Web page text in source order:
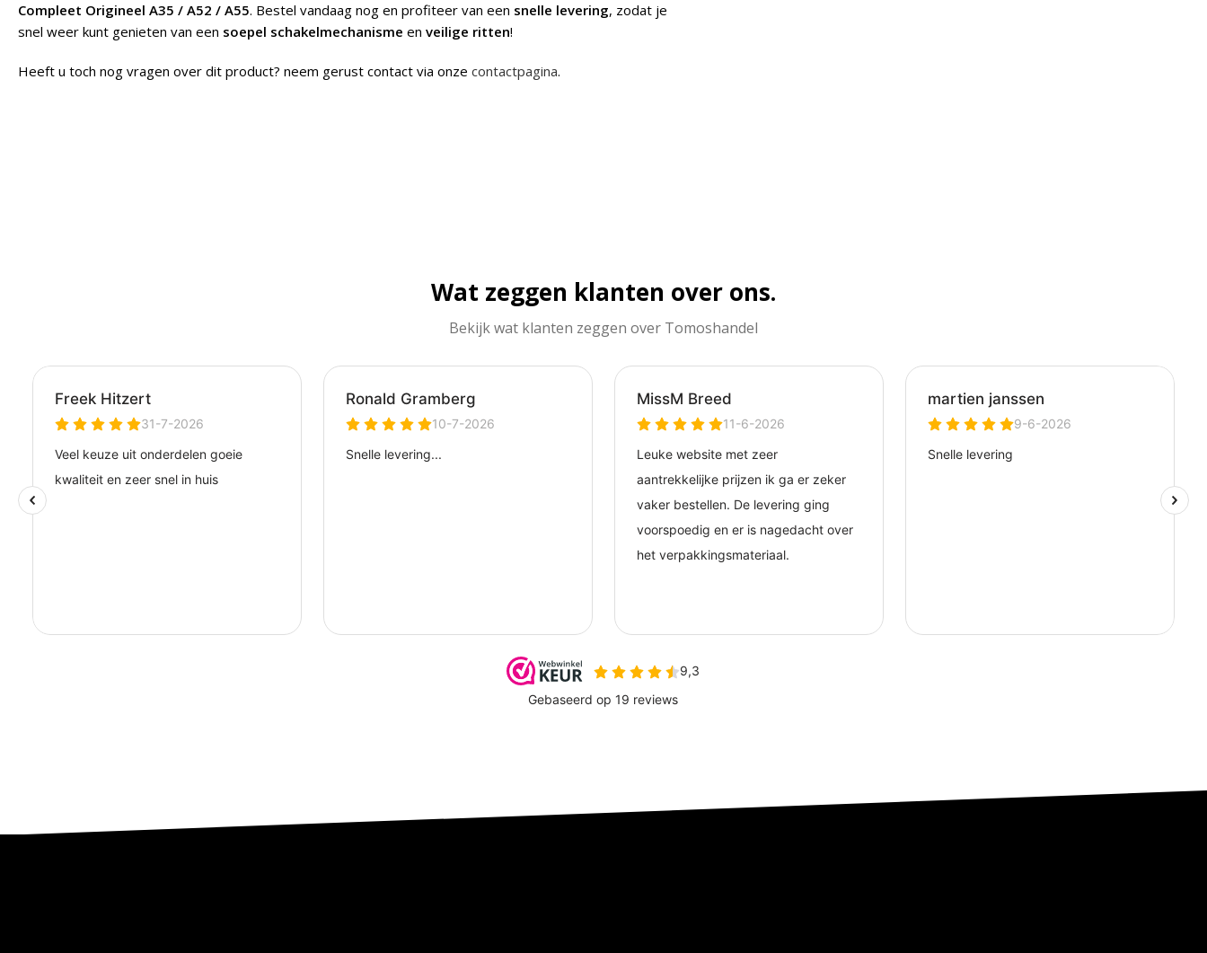
Compleet Origineel A35 / A52 / A55. Bestel vandaag nog en profiteer van een snelle levering, zodat je
snel weer kunt genieten van een soepel schakelmechanisme en veilige ritten!
Heeft u toch nog vragen over dit product? neem gerust contact via onze contactpagina.
Wat zeggen klanten over ons.
Bekijk wat klanten zeggen over Tomoshandel